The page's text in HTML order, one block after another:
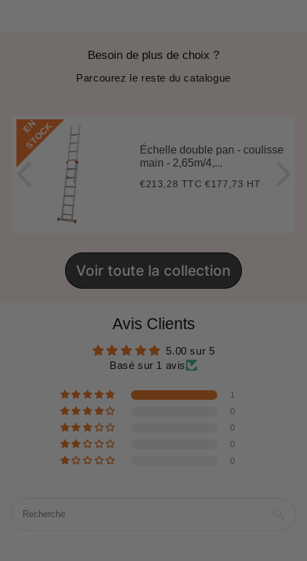
Besoin de plus de choix ?
Parcourez le reste du catalogue
E
N
S
T
O
C
K
Échelle double pan - coulisse
main - 2,65m/4,...
Prix
€213,28 TTC€213,28
€177,73 HT
Voir toute la collection
Avis Clients
5.00 sur 5
Basé sur 1 avis
1
0
0
0
0